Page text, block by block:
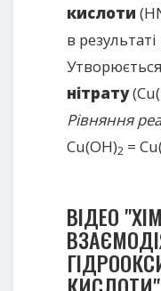
кислоти
в
нітрату
Рівняння
Cu(OH)2 =
ВІДЕО